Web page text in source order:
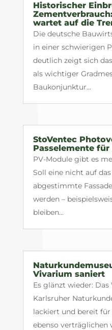
Historischer
wartet auf die
Die deutsche
in einer schwierigen
deutlich zeigt sich
als wichtiger
Baukonjunktur...
StoVentec
Passelemente für
PV-Module gibt es
Soll eine nicht auf
abgestimmte
werden –
bleiben...
Vivarium saniert
Es glänzt wieder:
Karlsruher
lackiert und bereit
ebenso verträglichen